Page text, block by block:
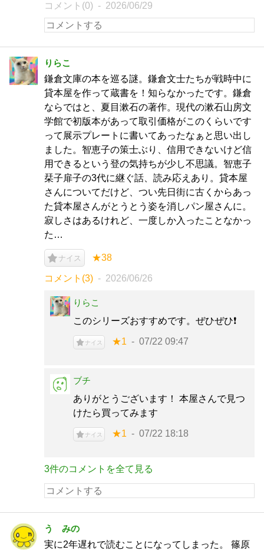
コメント(0) 2026/06/29
りらこ
鎌倉文庫の本を巡る謎。鎌倉文士たちが戦時中に
貸本屋を作って蔵書を！知らなかったです。鎌倉
ならではと、夏目漱石の著作。現代の漱石山房文
学館で初版本があって取引価格がこのくらいです
って展示プレートに書いてあったなぁと思い出し
ました。智恵子の策士ぶり、信用できないけど信
用できるという登の気持ちが少し不思議。智恵子
栞子扉子の3代に継ぐ話、読み応えあり。貸本屋
さんについてだけど、つい先日街に古くからあっ
た貸本屋さんがとうとう姿を消しパン屋さんに。
寂しさはあるけれど、一度しか入ったことなかっ
た…
ナイス ★38
コメント(3) 2026/06/26
りらこ
このシリーズおすすめです。ぜひぜひ❗️
ナイス ★1 07/22 09:47
ブチ
ありがとうございます！ 本屋さんで見つ
けたら買ってみます
ナイス ★1 07/22 18:18
3件のコメントを全て見る
う みの
実に2年遅れで読むことになってしまった。 篠原